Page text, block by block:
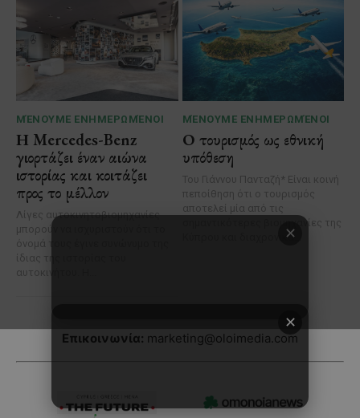
Επικοινωνία: marketing@oloimedia.com
✕